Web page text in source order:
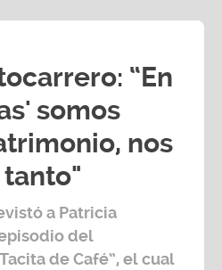
“En
somos
nos
a Patricia
del
de Café”, el cual